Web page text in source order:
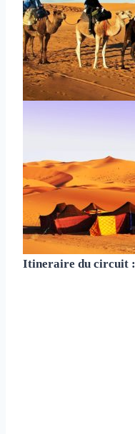
Itineraire du circuit :